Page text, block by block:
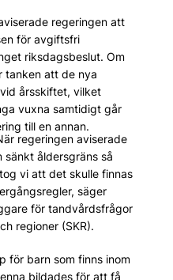
regeringen att
för avgiftsfri
riksdagsbeslut. Om
tanken att de nya
årsskiftet, vilket
vuxna samtidigt går
till en annan.
regeringen aviserade
sänkt åldersgräns så
vi att det skulle finnas
säger
för tandvårdsfrågor
regioner (SKR).
för barn som finns inom
bildades för att få